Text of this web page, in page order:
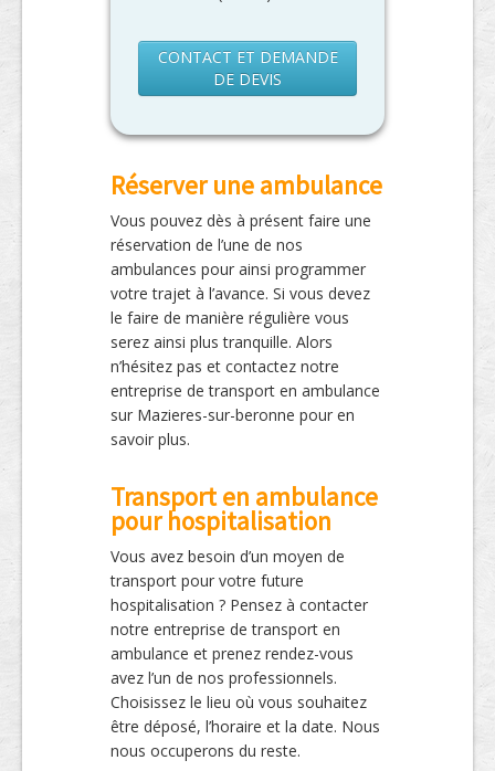
CONTACT ET DEMANDE
DE DEVIS
Réserver une ambulance
Vous pouvez dès à présent faire une
réservation de l’une de nos
ambulances pour ainsi programmer
votre trajet à l’avance. Si vous devez
le faire de manière régulière vous
serez ainsi plus tranquille. Alors
n’hésitez pas et contactez notre
entreprise de transport en ambulance
sur Mazieres-sur-beronne pour en
savoir plus.
Transport en ambulance
pour hospitalisation
Vous avez besoin d’un moyen de
transport pour votre future
hospitalisation ? Pensez à contacter
notre entreprise de transport en
ambulance et prenez rendez-vous
avez l’un de nos professionnels.
Choisissez le lieu où vous souhaitez
être déposé, l’horaire et la date. Nous
nous occuperons du reste.